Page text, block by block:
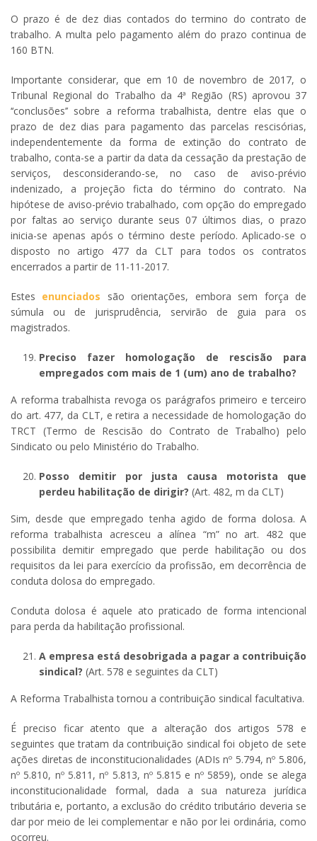
O prazo é de dez dias contados do termino do contrato de
trabalho. A multa pelo pagamento além do prazo continua de
160 BTN.
Importante considerar, que em 10 de novembro de 2017, o
Tribunal Regional do Trabalho da 4ª Região (RS) aprovou 37
‘‘conclusões’’ sobre a reforma trabalhista, dentre elas que o
prazo de dez dias para pagamento das parcelas rescisórias,
independentemente da forma de extinção do contrato de
trabalho, conta-se a partir da data da cessação da prestação de
serviços, desconsiderando-se, no caso de aviso-prévio
indenizado, a projeção ficta do término do contrato. Na
hipótese de aviso-prévio trabalhado, com opção do empregado
por faltas ao serviço durante seus 07 últimos dias, o prazo
inicia-se apenas após o término deste período. Aplicado-se o
disposto no artigo 477 da CLT para todos os contratos
encerrados a partir de 11-11-2017.
Estes enunciados são orientações, embora sem força de
súmula ou de jurisprudência, servirão de guia para os
magistrados.
Preciso fazer homologação de rescisão para
empregados com mais de 1 (um) ano de trabalho?
A reforma trabalhista revoga os parágrafos primeiro e terceiro
do art. 477, da CLT, e retira a necessidade de homologação do
TRCT (Termo de Rescisão do Contrato de Trabalho) pelo
Sindicato ou pelo Ministério do Trabalho.
Posso demitir por justa causa motorista que
perdeu habilitação de dirigir? (Art. 482, m da CLT)
Sim, desde que empregado tenha agido de forma dolosa. A
reforma trabalhista acresceu a alínea “m” no art. 482 que
possibilita demitir empregado que perde habilitação ou dos
requisitos da lei para exercício da profissão, em decorrência de
conduta dolosa do empregado.
Conduta dolosa é aquele ato praticado de forma intencional
para perda da habilitação profissional.
A empresa está desobrigada a pagar a contribuição
sindical? (Art. 578 e seguintes da CLT)
A Reforma Trabalhista tornou a contribuição sindical facultativa.
É preciso ficar atento que a alteração dos artigos 578 e
seguintes que tratam da contribuição sindical foi objeto de sete
ações diretas de inconstitucionalidades (ADIs nº 5.794, nº 5.806,
nº 5.810, nº 5.811, nº 5.813, nº 5.815 e nº 5859), onde se alega
inconstitucionalidade formal, dada a sua natureza jurídica
tributária e, portanto, a exclusão do crédito tributário deveria se
dar por meio de lei complementar e não por lei ordinária, como
ocorreu.